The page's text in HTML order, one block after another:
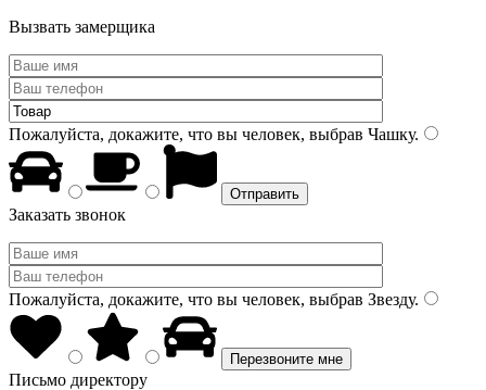
Вызвать замерщика
Пожалуйста, докажите, что вы человек, выбрав Чашку.
Заказать звонок
Пожалуйста, докажите, что вы человек, выбрав Звезду.
Письмо директору